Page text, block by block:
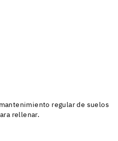
regular de suelos
rellenar.